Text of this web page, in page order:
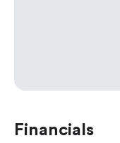
Financials